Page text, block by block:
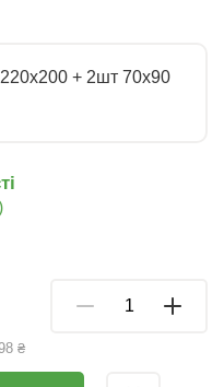
+ 2шт 70х90
₴